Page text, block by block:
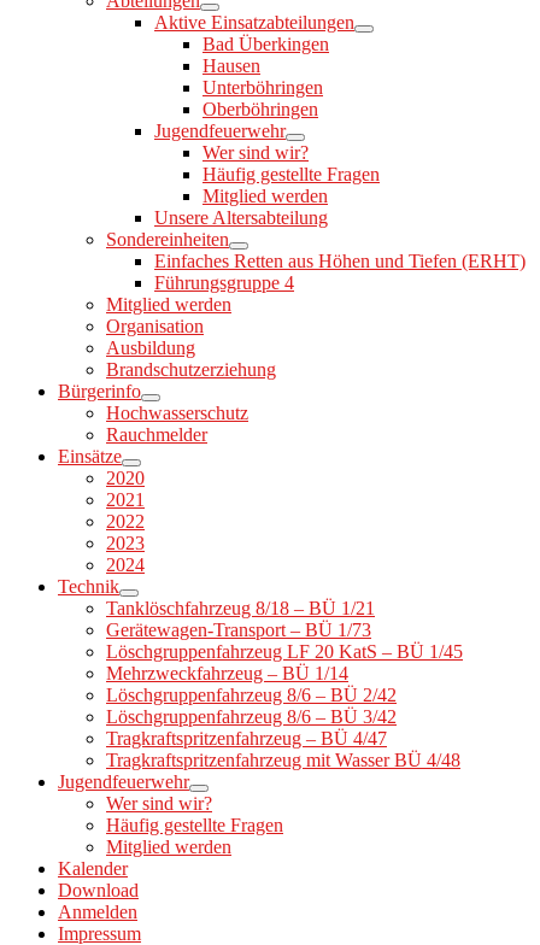
Aktive Einsatzabteilungen
Bad Überkingen
Hausen
Unterböhringen
Oberböhringen
Jugendfeuerwehr
Wer sind wir?
Häufig gestellte Fragen
Mitglied werden
Unsere Altersabteilung
Sondereinheiten
Einfaches Retten aus Höhen und Tiefen (ERHT)
Führungsgruppe 4
Mitglied werden
Organisation
Ausbildung
Brandschutzerziehung
Bürgerinfo
Hochwasserschutz
Rauchmelder
Einsätze
2020
2021
2022
2023
2024
Technik
Tanklöschfahrzeug 8/18 – BÜ 1/21
Gerätewagen-Transport – BÜ 1/73
Löschgruppenfahrzeug LF 20 KatS – BÜ 1/45
Mehrzweckfahrzeug – BÜ 1/14
Löschgruppenfahrzeug 8/6 – BÜ 2/42
Löschgruppenfahrzeug 8/6 – BÜ 3/42
Tragkraftspritzenfahrzeug – BÜ 4/47
Tragkraftspritzenfahrzeug mit Wasser BÜ 4/48
Jugendfeuerwehr
Wer sind wir?
Häufig gestellte Fragen
Mitglied werden
Kalender
Download
Anmelden
Impressum